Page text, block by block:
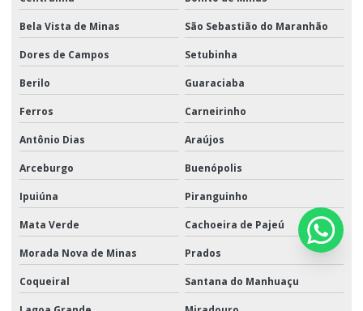
Bela Vista de Minas São Sebastião do Maranhão
Dores de Campos Setubinha
Berilo Guaraciaba
Ferros Carneirinho
Antônio Dias Araújos
Arceburgo Buenópolis
Ipuiúna Piranguinho
Mata Verde Cachoeira de Pajeú
Morada Nova de Minas Prados
Coqueiral Santana do Manhuaçu